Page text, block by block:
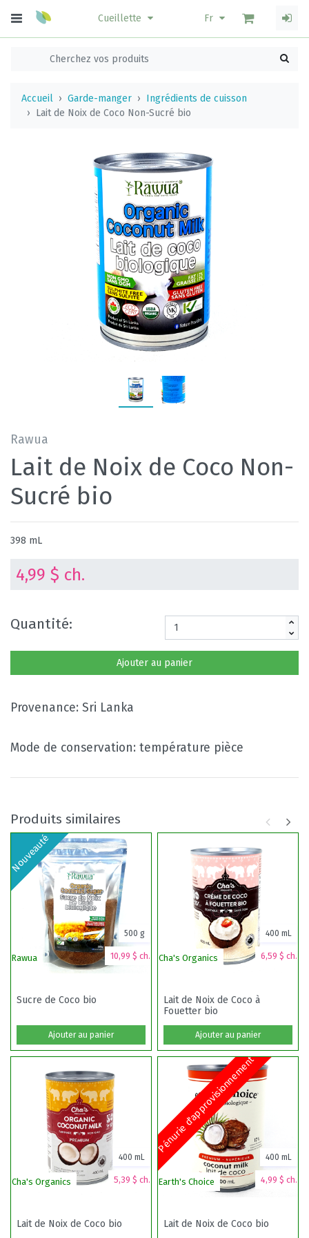
Cueillette Fr
Accueil Garde-manger
Ingrédients de cuisson
Lait de Noix de Coco Non-Sucré bio
Rawua
Lait de Noix de Coco Non-
Sucré bio
398 mL
4,99 $ ch.
Quantité:
Ajouter au panier
Provenance: Sri Lanka
Mode de conservation: température pièce
Produits similaires
Nouveauté
Rawua 10,99 $ ch.
500 g
Sucre de Coco bio
Ajouter au panier
Cha's Organics 6,59 $ ch.
400 mL
Lait de Noix de Coco à
Fouetter bio
Ajouter au panier
Cha's Organics 5,39 $ ch.
400 mL
Lait de Noix de Coco bio
Pénurie d'approvisionnement
Earth's Choice 4,99 $ ch.
400 mL
Lait de Noix de Coco bio